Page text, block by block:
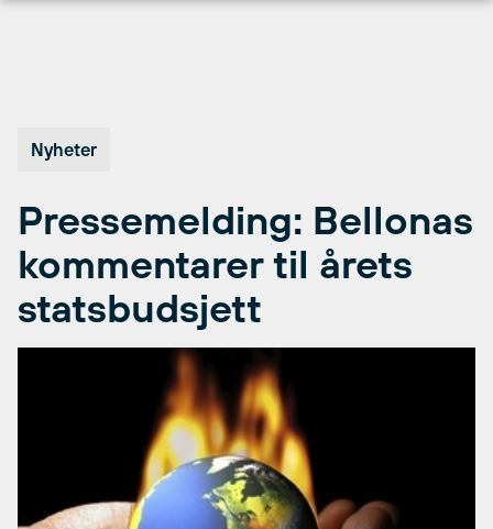
Nyheter
Pressemelding: Bellonas
kommentarer til årets
statsbudsjett